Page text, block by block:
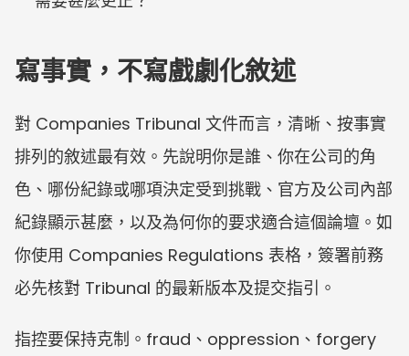
寫事實，不寫戲劇化敘述
對 Companies Tribunal 文件而言，清晰、按事實
排列的敘述最有效。先說明你是誰、你在公司的角
色、哪份紀錄或哪項決定受到挑戰、官方及公司內部
紀錄顯示甚麼，以及為何你的要求適合這個論壇。如
你使用 Companies Regulations 表格，簽署前務
必先核對 Tribunal 的最新版本及提交指引。
指控要保持克制。fraud、oppression、forgery